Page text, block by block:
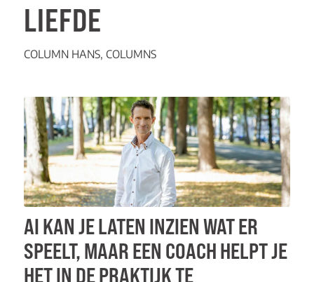
LIEFDE
COLUMN HANS, COLUMNS
AI KAN JE LATEN INZIEN WAT ER
SPEELT, MAAR EEN COACH HELPT JE
HET IN DE PRAKTIJK TE